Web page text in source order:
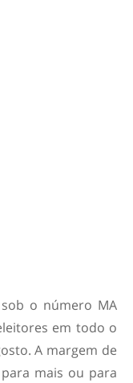
o número MA
em todo o
A margem de
mais ou para